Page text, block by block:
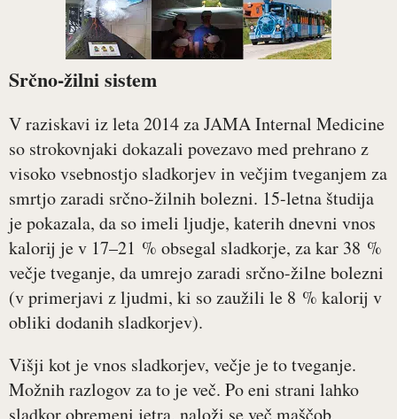
Srčno-žilni sistem
V raziskavi iz leta 2014 za JAMA Internal Medicine
so strokovnjaki dokazali povezavo med prehrano z
visoko vsebnostjo sladkorjev in večjim tveganjem za
smrtjo zaradi srčno-žilnih bolezni. 15-letna študija
je pokazala, da so imeli ljudje, katerih dnevni vnos
kalorij je v 17–21 % obsegal sladkorje, za kar 38 %
večje tveganje, da umrejo zaradi srčno-žilne bolezni
(v primerjavi z ljudmi, ki so zaužili le 8 % kalorij v
obliki dodanih sladkorjev).
Višji kot je vnos sladkorjev, večje je to tveganje.
Možnih razlogov za to je več. Po eni strani lahko
sladkor obremeni jetra, naloži se več maščob,